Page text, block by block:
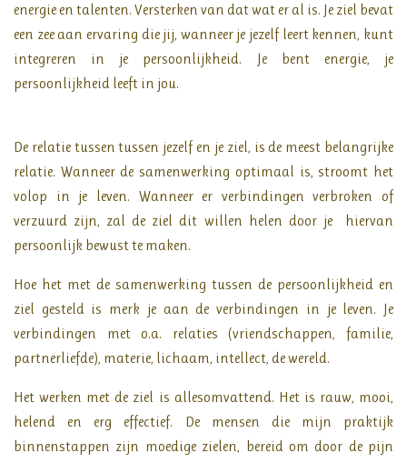
energie en talenten. Versterken van dat wat er al is. Je ziel bevat
een zee aan ervaring die jij, wanneer je jezelf leert kennen, kunt
integreren in je persoonlijkheid. Je bent energie, je
persoonlijkheid leeft in jou.
De relatie tussen tussen jezelf en je ziel, is de meest belangrijke
relatie. Wanneer de samenwerking optimaal is, stroomt het
volop in je leven. Wanneer er verbindingen verbroken of
verzuurd zijn, zal de ziel dit willen helen door je hiervan
persoonlijk bewust te maken.
Hoe het met de samenwerking tussen de persoonlijkheid en
ziel gesteld is merk je aan de verbindingen in je leven. Je
verbindingen met o.a. relaties (vriendschappen, familie,
partnerliefde), materie, lichaam, intellect, de wereld.
Het werken met de ziel is allesomvattend. Het is rauw, mooi,
helend en erg effectief. De mensen die mijn praktijk
binnenstappen zijn moedige zielen, bereid om door de pijn